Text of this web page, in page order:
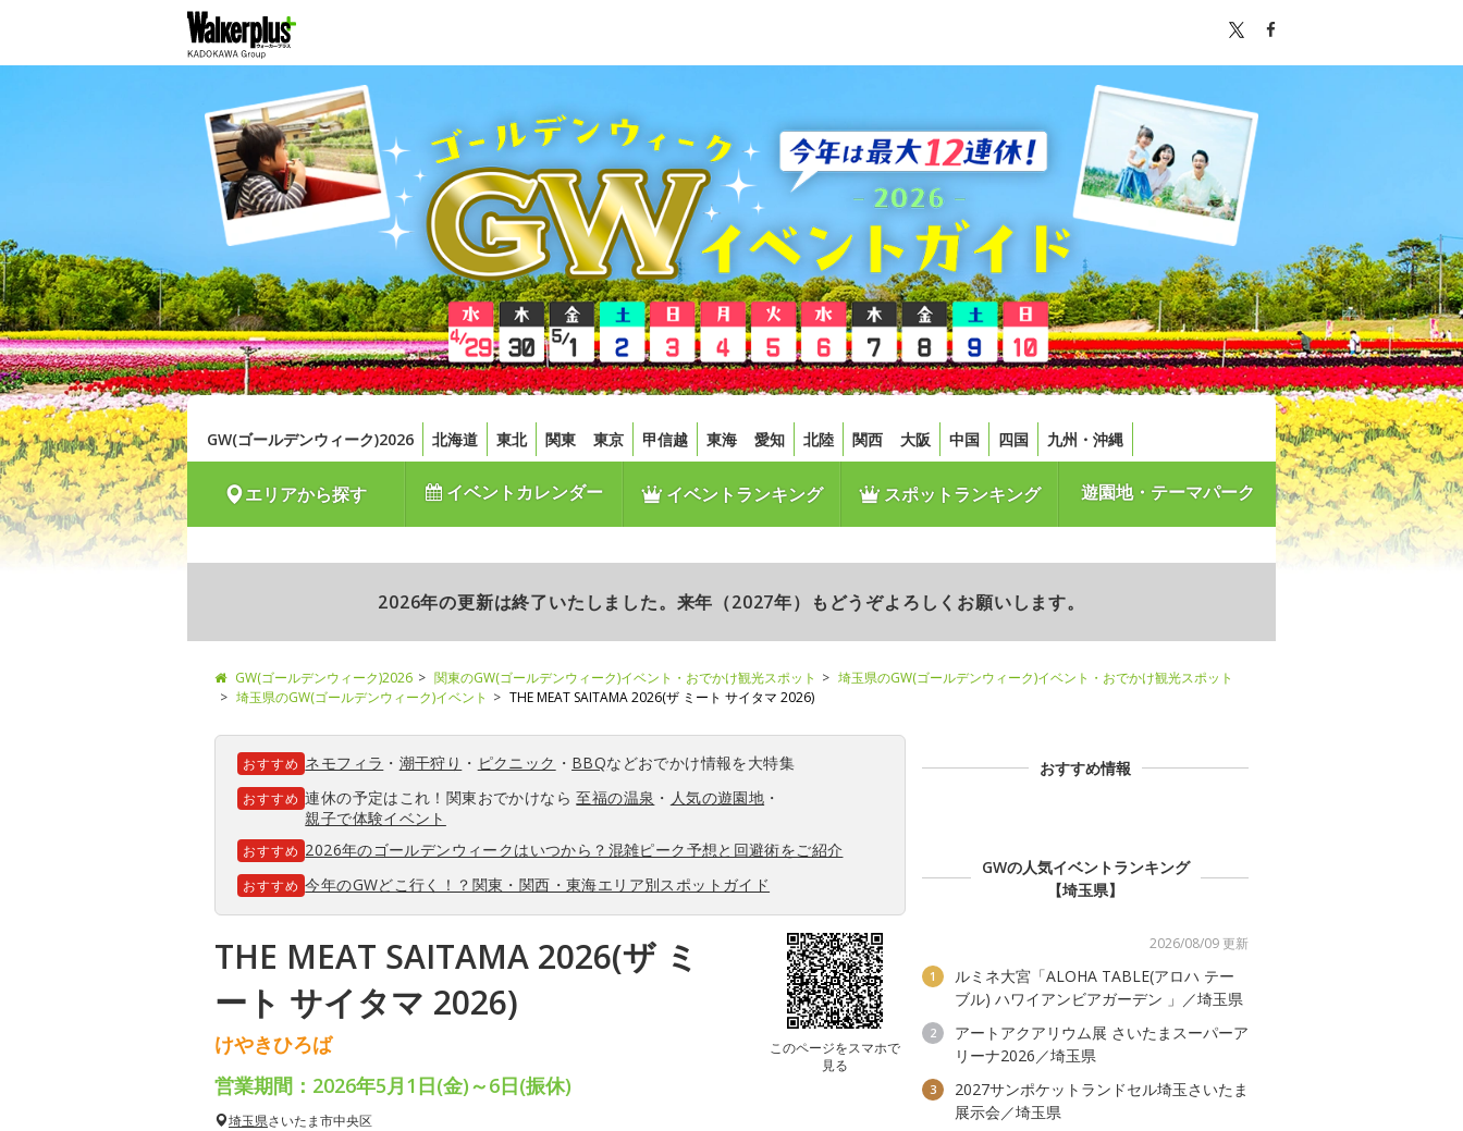
GW(ゴールデンウィーク)2026 北海道 東北 関東 東京 甲信越 東海 愛知 北陸 関西 大阪 中国 四国 九州・沖縄
エリアから探す イベントカレンダー イベントランキング スポットランキング 遊園地・テーマパーク
2026年の更新は終了いたしました。来年（2027年）もどうぞよろしくお願いします。
GW(ゴールデンウィーク)2026 関東のGW(ゴールデンウィーク)イベント・おでかけ観光スポット
埼玉県のGW(ゴールデンウィーク)イベント・おでかけ観光スポット
埼玉県のGW(ゴールデンウィーク)イベント
THE MEAT SAITAMA 2026(ザ ミート サイタマ 2026)
おすすめ ネモフィラ ・ 潮干狩り ・ ピクニック ・ BBQなどおでかけ情報を大特集
おすすめ 連休の予定はこれ！関東おでかけなら至福の温泉 ・ 人気の遊園地 ・
親子で体験イベント
おすすめ 2026年のゴールデンウィークはいつから？混雑ピーク予想と回避術をご紹介
おすすめ 今年のGWどこ行く！？関東・関西・東海エリア別スポットガイド
THE MEAT SAITAMA 2026(ザ ミ
ート サイタマ 2026)
けやきひろば
このページをスマホで
見る
営業期間：2026年5月1日(金)～6日(振休)
埼玉県さいたま市中央区
おすすめ情報
GWの人気イベントランキング
【埼玉県】
2026/08/09 更新
1
ルミネ大宮「ALOHA TABLE(アロハ テー
ブル) ハワイアンビアガーデン 」／埼玉県
2
アートアクアリウム展 さいたまスーパーア
リーナ2026／埼玉県
3
2027サンポケットランドセル埼玉さいたま
展示会／埼玉県